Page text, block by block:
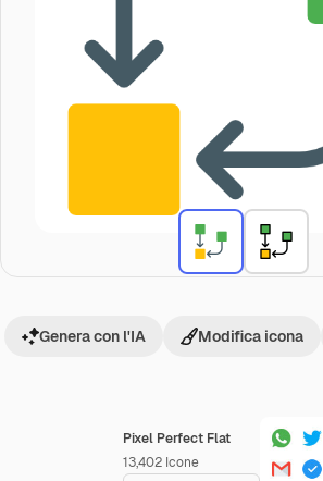
Pixel Perfect Flat
13,402 Icone
Genera con l'IA Modifica icona